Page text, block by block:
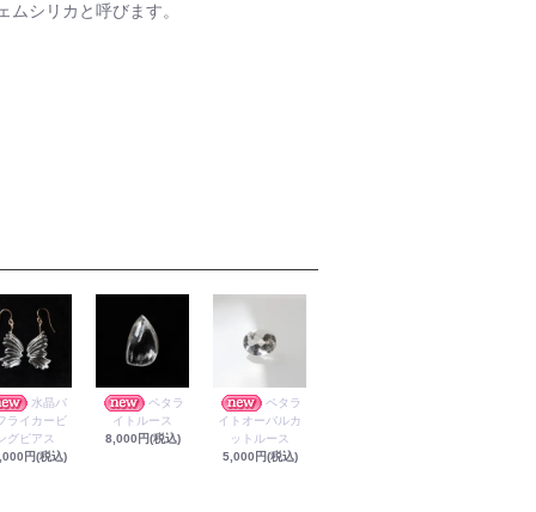
シリカと呼びます。
水晶バ
ライカービ
グピアス
円(税込)
ペタラ
イトルース
8,000円(税込)
ペタラ
イトオーバルカ
ットルース
5,000円(税込)